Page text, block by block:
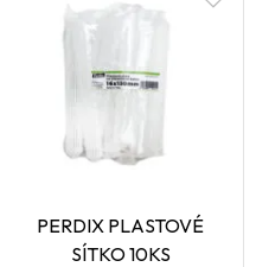
PERDIX PLASTOVÉ
SÍTKO 10KS